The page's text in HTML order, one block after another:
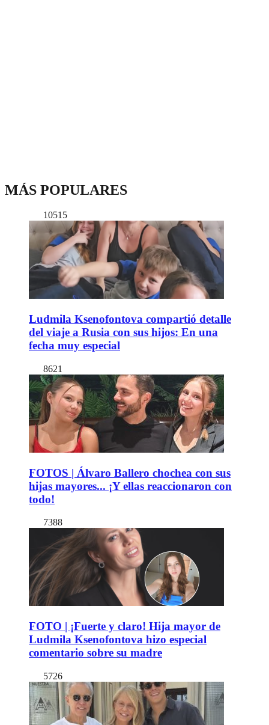
MÁS POPULARES
10515
Ludmila Ksenofontova compartió detalle
del viaje a Rusia con sus hijos: En una
fecha muy especial
8621
FOTOS | Álvaro Ballero chochea con sus
hijas mayores... ¡Y ellas reaccionaron con
todo!
7388
FOTO | ¡Fuerte y claro! Hija mayor de
Ludmila Ksenofontova hizo especial
comentario sobre su madre
5726